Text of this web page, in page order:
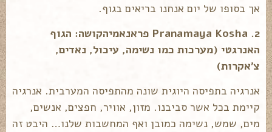
אך בסופו של יום אנחנו בריאים בגוף.
2. Pranamaya Kosha פראנאמיהקושה: הגוף
האנרגטי (מערכות כמו נשימה, עיכול, נאדים,
צ'אקרות)
אנרגיה בתפיסה היוגית שונה מהתפיסה המערבית. אנרגיה
קיימת בכל אשר סביבנו. מזון, אוויר, חפצים, אנשים,
מים, שמש, נשימה כמובן ואף המחשבות שלנו… היבט זה